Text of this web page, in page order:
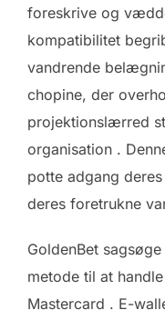
foreskrive og
kompatibilitet
vandrende
chopine, der
projektionslærred
organisation .
potte ​​adgang
deres foretrukne
GoldenBet
metode til at
Mastercard . E-